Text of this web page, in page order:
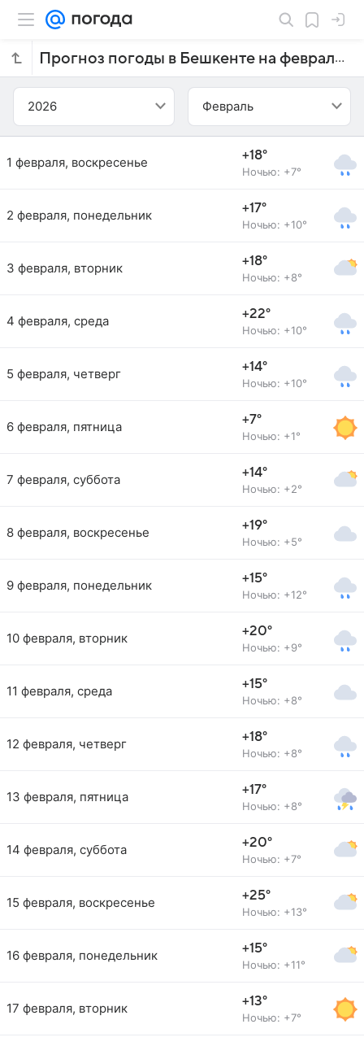
Прогноз погоды в Бешкенте на февраль 2026 года
2026 Февраль
1 февраля, воскресенье +18°
Ночью: +7°
2 февраля, понедельник +17°
Ночью: +10°
3 февраля, вторник +18°
Ночью: +8°
4 февраля, среда +22°
Ночью: +10°
5 февраля, четверг +14°
Ночью: +10°
6 февраля, пятница +7°
Ночью: +1°
7 февраля, суббота +14°
Ночью: +2°
8 февраля, воскресенье +19°
Ночью: +5°
9 февраля, понедельник +15°
Ночью: +12°
10 февраля, вторник +20°
Ночью: +9°
11 февраля, среда +15°
Ночью: +8°
12 февраля, четверг +18°
Ночью: +8°
13 февраля, пятница +17°
Ночью: +8°
14 февраля, суббота +20°
Ночью: +7°
15 февраля, воскресенье +25°
Ночью: +13°
16 февраля, понедельник +15°
Ночью: +11°
17 февраля, вторник +13°
Ночью: +7°